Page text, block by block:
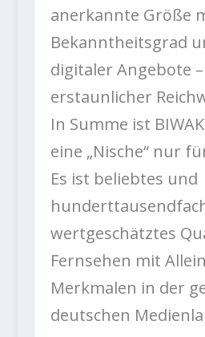
anerkannte Größe
Bekanntheitsgrad
digitaler Angebote –
erstaunlicher
In Summe ist
eine „Nische“ nur
Es ist beliebtes und
wertgeschätztes
Fernsehen mit
Merkmalen in der
deutschen